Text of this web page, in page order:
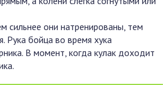
сильнее они натренированы, тем
Рука бойца во время хука
В момент, когда кулак доходит